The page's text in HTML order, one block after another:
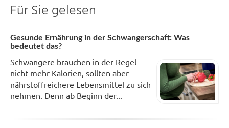
Für Sie gelesen
Gesunde Ernährung in der Schwangerschaft: Was
bedeutet das?
Schwangere brauchen in der Regel
nicht mehr Kalorien, sollten aber
nährstoffreichere Lebensmittel zu sich
nehmen. Denn ab Beginn der...